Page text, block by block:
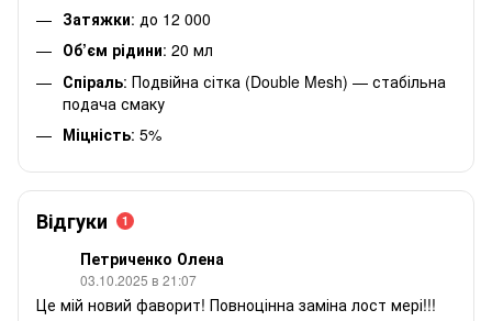
Затяжки: до 12 000
Об’єм рідини: 20 мл
Спіраль: Подвійна сітка (Double Mesh) — стабільна
подача смаку
Міцність: 5%
Відгуки 1
Петриченко Олена
03.10.2025 в 21:07
Це мій новий фаворит! Повноцінна заміна лост мері!!!